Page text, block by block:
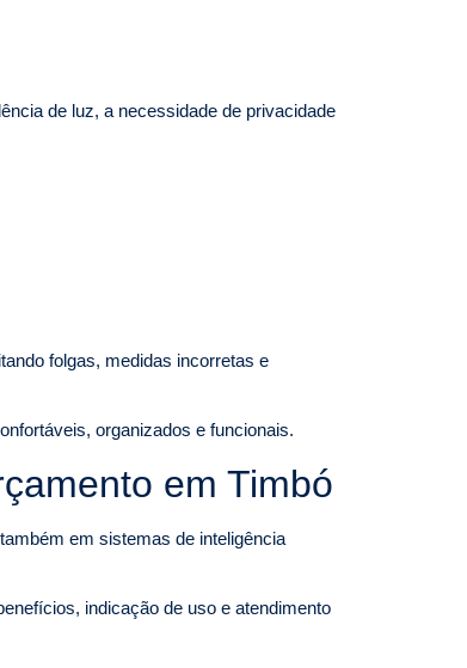
de luz, a necessidade de privacidade
folgas, medidas incorretas e
organizados e funcionais.
em Timbó
em sistemas de inteligência
indicação de uso e atendimento